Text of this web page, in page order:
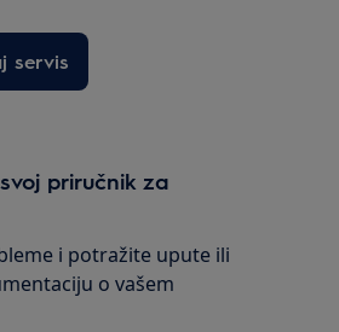
servis
priručnik za
i potražite upute ili
o vašem